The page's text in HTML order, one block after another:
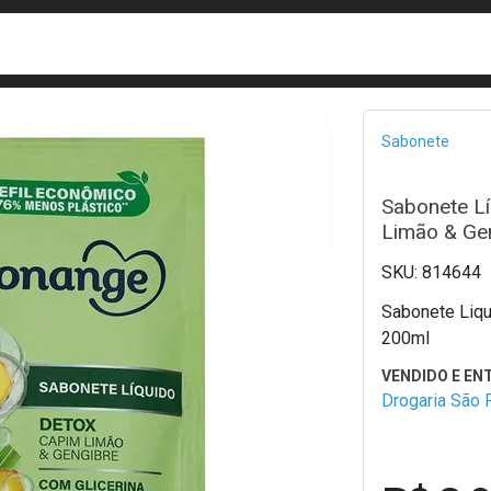
Sabonete
Sabonete
Limão &
814644
Sabonete
200ml
Drogaria São